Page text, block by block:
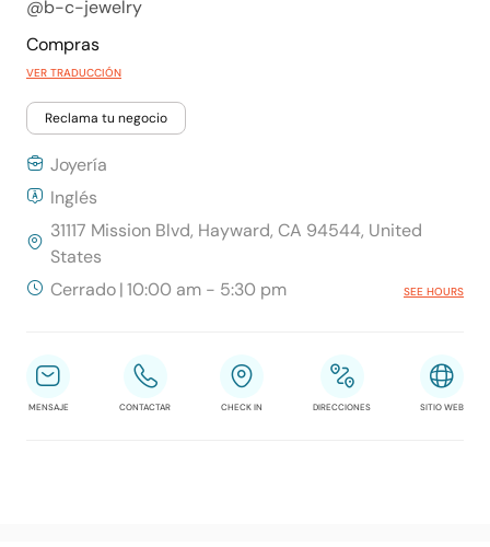
@b-c-jewelry
Compras
VER TRADUCCIÓN
Reclama tu negocio
Joyería
Inglés
31117 Mission Blvd, Hayward, CA 94544, United
States
Cerrado|10:00 am - 5:30 pm SEE HOURS
MENSAJE CONTACTAR CHECK IN DIRECCIONES SITIO WEB